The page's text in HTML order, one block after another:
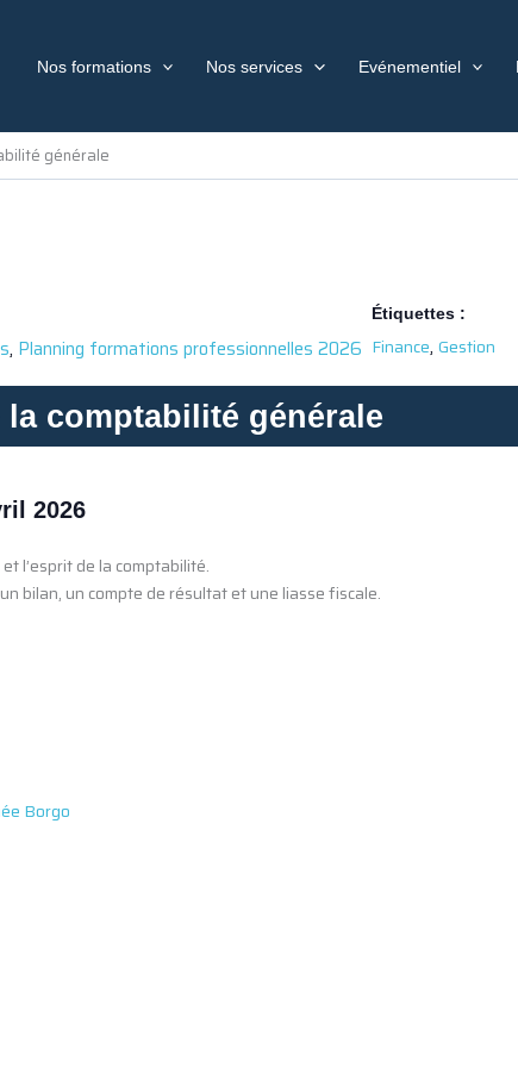
Nos formations Nos services Evénementiel
générale
, Planning formations professionnelles 2026
Étiquettes :
Finance, Gestion
la comptabilité générale
2026
l’esprit de la comptabilité.
bilan, un compte de résultat et une liasse fiscale.
Borgo